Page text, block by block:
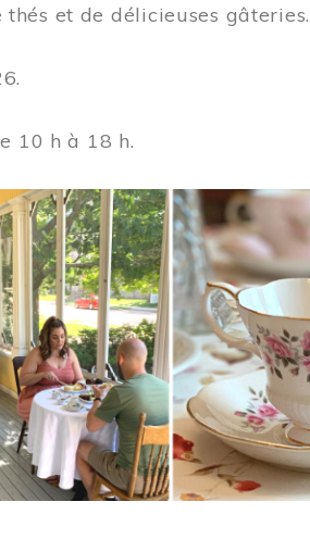
et de délicieuses gâteries.
10 h à 18 h.